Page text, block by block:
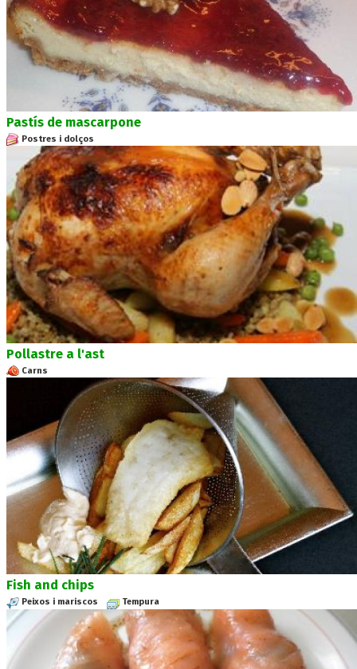
Pastís de mascarpone
Postres i dolços
Pollastre a l'ast
Carns
Fish and chips
Peixos i mariscos Tempura